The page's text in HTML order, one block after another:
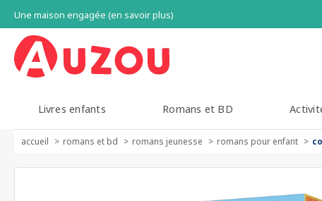
Une maison engagée (en savoir plus)
Livres enfants Romans et BD
accueil romans et bd romans jeunesse romans pour enfant